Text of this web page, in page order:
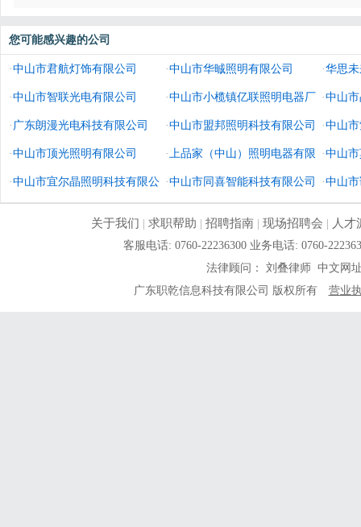
您可能感兴趣的公司
·中山市君航灯饰有限公司 ·中山市华晠照明有限公司 ·华思
造有限
·中山市智联光电有限公司 ·中山市小榄镇亿联照明电器厂 ·中山
·广东朗漫光电科技有限公司 ·中山市盟邦照明科技有限公司 ·中山
·中山市顶光照明有限公司 ·上品家（中山）照明电器有限
公司
·中山
·中山市宜尔晶照明科技有限公 ·中山市同喜智能科技有限公司 ·中山
关于我们 | 求职帮助 | 招聘指南| 现场招聘会 | 人才
客服电话: 0760-22236300 业务电话: 0760-
法律顾问： 刘叠律师 中文网
广东职乾信息科技有限公司 版权所有
营业